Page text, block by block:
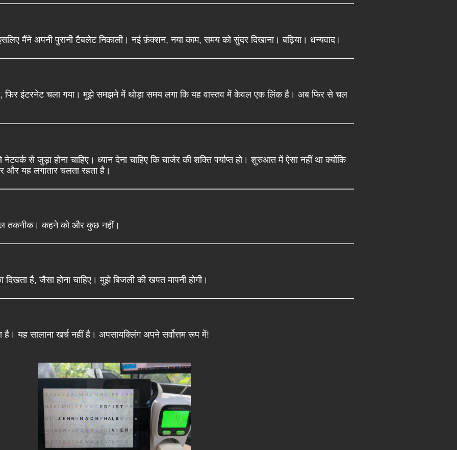
मैंने अपनी पुरानी टैबलेट निकाली। नई फ़ंक्शन, नया काम, समय को सुंदर दिखाना। बढ़िया। धन्यवाद।
फिर इंटरनेट चला गया। मुझे समझने में थोड़ा समय लगा कि यह वास्तव में केवल एक लिंक है। अब फिर से चल
से जुड़ा होना चाहिए। ध्यान देना चाहिए कि चार्जर की शक्ति पर्याप्त हो। शुरुआत में ऐसा नहीं था क्योंकि
और यह लगातार चलता रहता है।
तकनीक। कहने को और कुछ नहीं।
है, जैसा होना चाहिए। मुझे बिजली की खपत मापनी होगी।
यह सालाना खर्च नहीं है। अपसायक्लिंग अपने सर्वोत्तम रूप में!